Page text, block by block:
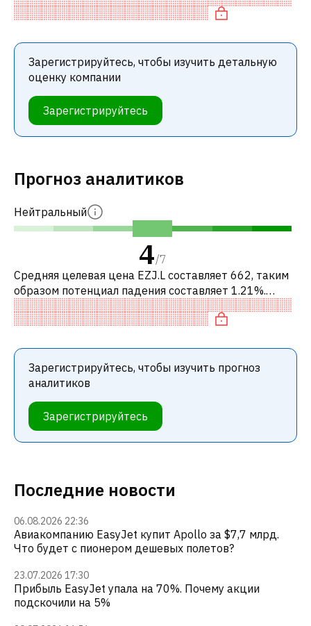
Последние новости
06.08.2026 22:36
Авиакомпанию EasyJet купит Apollo за $7,7 млрд.
Что будет с пионером дешевых полетов?
23.07.2026 17:30
Прибыль EasyJet упала на 70%. Почему акции
подскочили на 5%
справедливо оценена по P/E, нейтраль
Зарегистрируйтесь, чтобы изучить детальную
оценку компании
Зарегистрируйтесь
Прогноз аналитиков
Нейтральный
4/7
Средняя целевая цена EZJ.L составляет 662, таким
образом потенциал падения составляет 1.21%.
Обычно это означает рекомендацию «ПРОДАВАТЬ»
среди инвестиционных компаний ил
Зарегистрируйтесь, чтобы изучить прогноз
аналитиков
Зарегистрируйтесь